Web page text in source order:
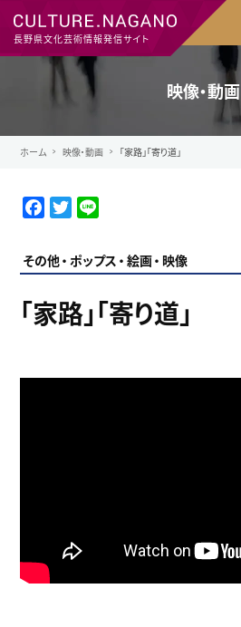
長野県文化芸術情報発信サイト
映像・動画
ホーム 映像・動画 「家路」「寄り道」
その他 ポップス 絵画 映像
F
c
e
o
T
i
t
e
n
e
「家路」「寄り道」